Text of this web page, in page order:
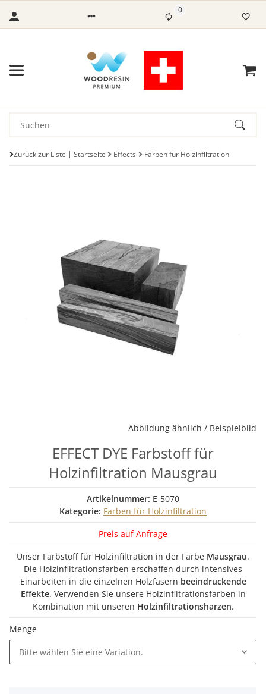
0
Zurück zur Liste Startseite Effects Farben für Holzinfiltration
Abbildung ähnlich / Beispielbild
EFFECT DYE Farbstoff für
Holzinfiltration Mausgrau
Artikelnummer: E-5070
Kategorie: Farben für Holzinfiltration
Preis auf Anfrage
Unser Farbstoff für Holzinfiltration in der Farbe Mausgrau.
Die Holzinfiltrationsfarben erschaffen durch intensives
Einarbeiten in die einzelnen Holzfasern beeindruckende
Effekte. Verwenden Sie unsere Holzinfiltrationsfarben in
Kombination mit unseren Holzinfiltrationsharzen.
Menge
Bitte wählen Sie eine Variation.